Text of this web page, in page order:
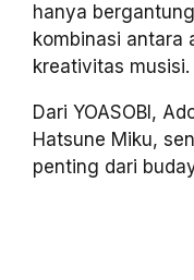
hanya
kombinasi antara
kreativitas musisi.
Dari YOASOBI,
Hatsune Miku,
penting dari